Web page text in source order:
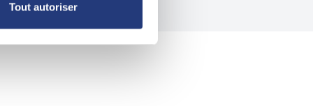
relatives aux médias
Tout autoriser